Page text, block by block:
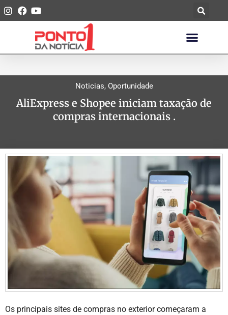
Noticias, Oportunidade
AliExpress e Shopee iniciam taxação de
compras internacionais .
Os principais sites de compras no exterior começaram a